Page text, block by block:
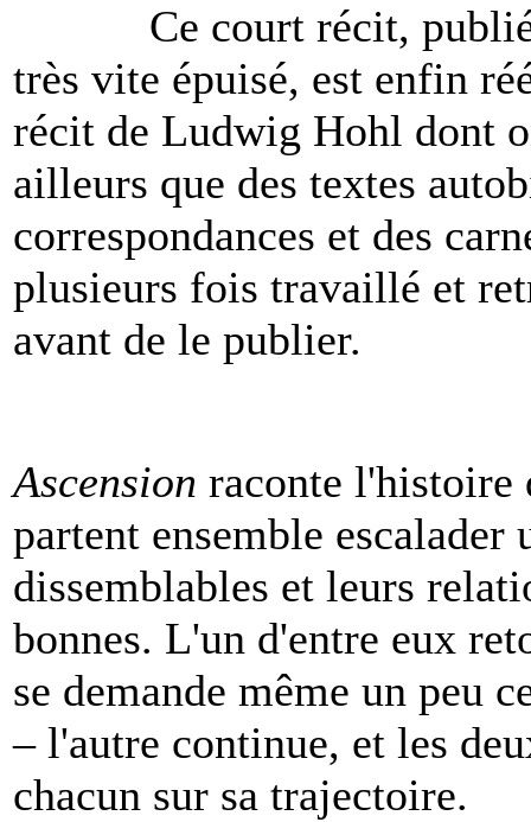
Ce court récit,
très vite épuisé, est enfin
récit de Ludwig Hohl dont
ailleurs que des textes
correspondances et des
plusieurs fois travaillé et
avant de le publier.
Ascension raconte l'histoire
partent ensemble
dissemblables et leurs
bonnes. L'un d'entre eux
se demande même un peu
– l'autre continue, et les
chacun sur sa trajectoire.